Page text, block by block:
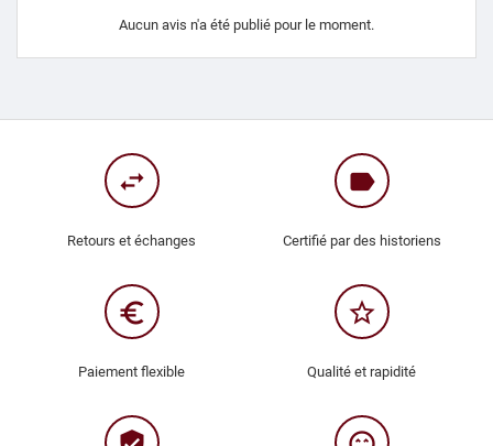
Aucun avis n'a été publié pour le moment.
swap_horiz
Retours et échanges
label
Certifié par des historiens
euro_symbol
Paiement flexible
star_border
Qualité et rapidité